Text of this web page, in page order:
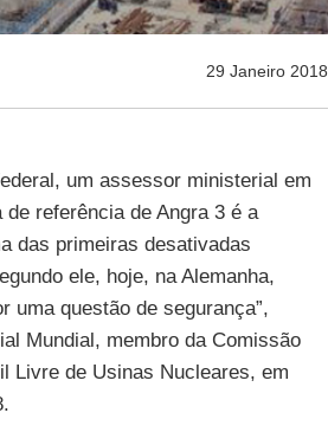
29 Janeiro 2018
um assessor ministerial em
referência de Angra 3 é a
das primeiras desativadas
ele, hoje, na Alemanha,
uma questão de segurança”,
Mundial, membro da Comissão
Livre de Usinas Nucleares, em